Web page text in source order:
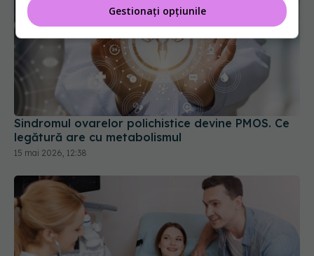
Sindromul ovarelor polichistice devine PMOS. Ce
legătură are cu metabolismul
15 mai 2026, 12:38
Gestionați opțiunile